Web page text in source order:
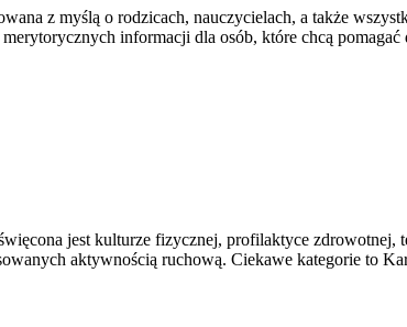
z myślą o rodzicach, nauczycielach, a także
informacji dla osób, które chcą
jest kulturze fizycznej, profilaktyce zdrowotnej,
aktywnością ruchową. Ciekawe kategorie to